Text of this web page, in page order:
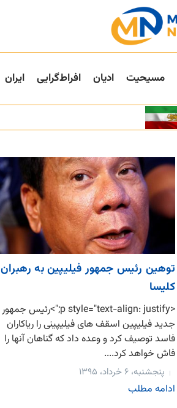
مسیحیت ادیان افراط‌گرایی ایران
توهین رئیس جمهور فیلیپین به رهبران
کلیسا
<p style="text-align: justify;">رئیس جمهور
جدید فیلیپین اسقف های فیلیپینی را ریاکاران
فاسد توصیف کرد و وعده داد که گناهان آنها را
فاش خواهد کرد....
پنجشنبه، ۶ خرداد، ۱۳۹۵
ادامه مطلب